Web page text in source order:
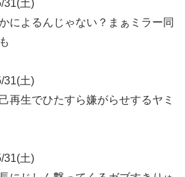
31(土)
によるんじゃない？まぁミラー同
31(土)
再生でひたすら嫌がらせするヤミ
31(土)